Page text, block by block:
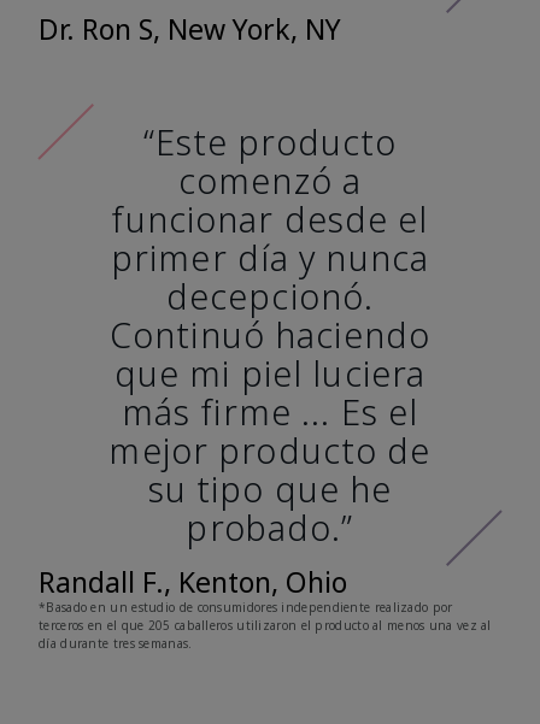
Dr. Ron S, New York, NY
“Este producto
comenzó a
funcionar desde el
primer día y nunca
decepcionó.
Continuó haciendo
que mi piel luciera
más firme ... Es el
mejor producto de
su tipo que he
probado.”
Randall F., Kenton, Ohio
*Basado en un estudio de consumidores independiente realizado por
terceros en el que 205 caballeros utilizaron el producto al menos una vez al
día durante tres semanas.